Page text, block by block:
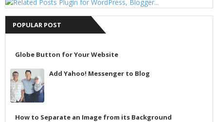
POPULAR POST
Globe Button for Your Website
Add Yahoo! Messenger to Blog
How to Separate an Image from its Background